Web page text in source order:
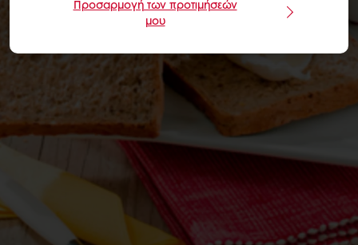
Προσαρμογή των προτιμήσεών
μου